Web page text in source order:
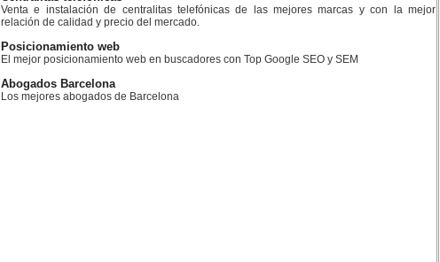
Venta e instalación de centralitas telefónicas de las mejores marcas y con la mejor
relación de calidad y precio del mercado.
Posicionamiento web
El mejor posicionamiento web en buscadores con Top Google SEO y SEM
Abogados Barcelona
Los mejores abogados de Barcelona